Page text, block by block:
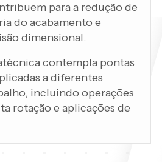
para a redução de
do acabamento e
dimensional.
contempla pontas
a diferentes
incluindo operações
rotação e aplicações de